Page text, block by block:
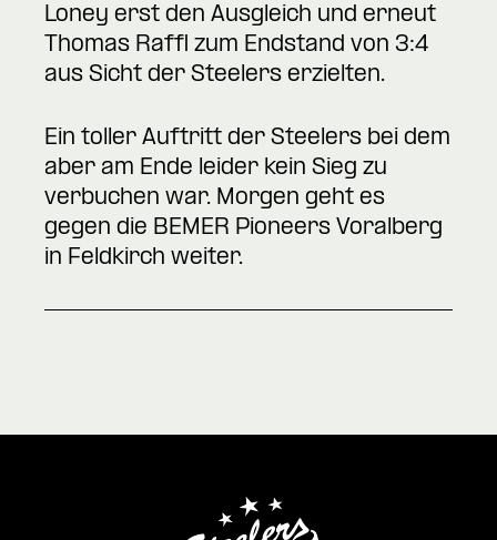
Loney erst den Ausgleich und erneut
Thomas Raffl zum Endstand von 3:4
aus Sicht der Steelers erzielten.
Ein toller Auftritt der Steelers bei dem
aber am Ende leider kein Sieg zu
verbuchen war. Morgen geht es
gegen die BEMER Pioneers Voralberg
in Feldkirch weiter.